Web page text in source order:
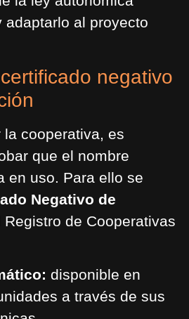
adaptarlo al proyecto
negativo
cooperativa, es
que el nombre
en uso. Para ello se
Negativo de
Registro de Cooperativas
disponible en
a través de sus